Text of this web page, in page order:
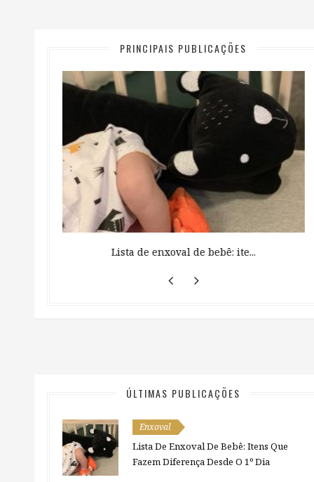
PRINCIPAIS PUBLICAÇÕES
Lista de enxoval de bebê: ite...
ÚLTIMAS PUBLICAÇÕES
Enxoval
Lista De Enxoval De Bebê: Itens Que
Fazem Diferença Desde O 1º Dia